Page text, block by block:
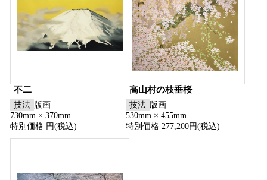
不二
技法 版画
730mm × 370mm
特別価格 円(税込)
高山村の枝垂桜
技法 版画
530mm × 455mm
特別価格 277,200円(税込)